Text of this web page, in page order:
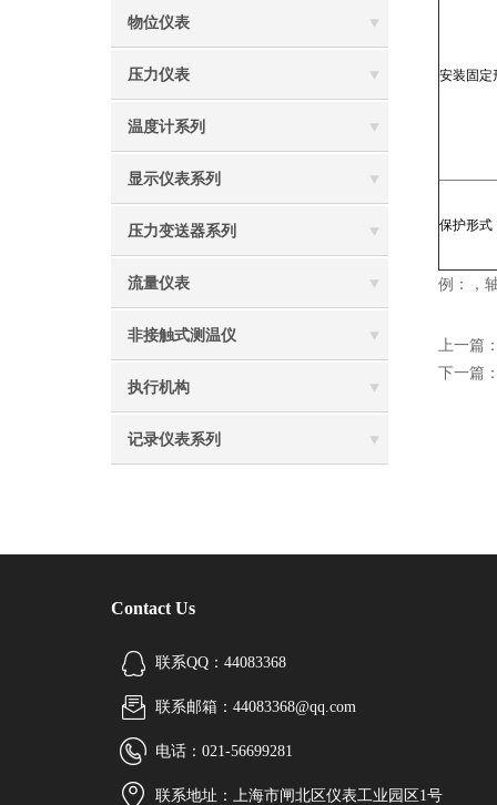
物位仪表
压力仪表
温度计系列
显示仪表系列
压力变送器系列
流量仪表
非接触式测温仪
执行机构
记录仪表系列
安装固定
保护形式
例：，
上一篇
下一篇
Contact Us
联系QQ：44083368
联系邮箱：44083368@qq.com
电话：021-56699281
联系地址：上海市闸北区仪表工业园区1号